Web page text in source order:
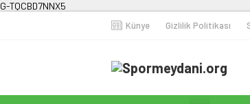
G-TQCBD7NNX5
Künye Gizlilik Politikası